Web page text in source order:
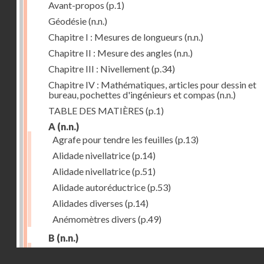
Avant-propos (p.1)
Géodésie(n.n.)
Chapitre I : Mesures de longueurs (n.n.)
Chapitre II : Mesure des angles (n.n.)
Chapitre III : Nivellement(p.34)
Chapitre IV : Mathématiques, articles pour dessin et
bureau, pochettes d'ingénieurs et compas (n.n.)
TABLE DES MATIÈRES (p.1)
A (n.n.)
Agrafe pour tendre les feuilles (p.13)
Alidade nivellatrice(p.14)
Alidade nivellatrice(p.51)
Alidade autoréductrice(p.53)
Alidades diverses (p.14)
Anémomètres divers (p.49)
B (n.n.)
Barème graphique(p.53)